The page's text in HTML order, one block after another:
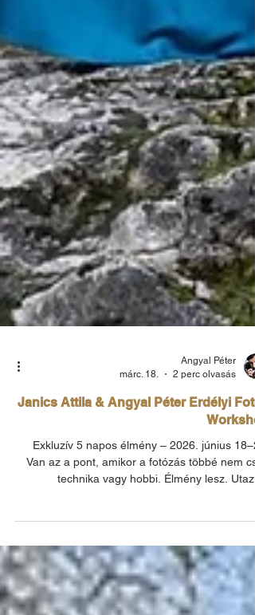
Angyal Péter
márc. 18.
2 perc olvasás
Janics Attila & Angyal Péter Erdélyi
Exkluzív 5 napos élmény – 2026. június
technika vagy hobbi. Élmény lesz.
Kapcsolódás a természethez, az emberekhez –
saját látásmódodhoz. Pont ilyen élményt hoz el ez
az erdélyi, 5 napos fotós workshop,